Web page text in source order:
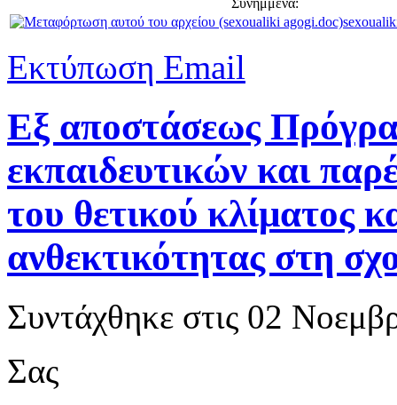
Συνημμένα:
Εκτύπωση Email
Εξ αποστάσεως
εκπαιδευτικών και
του θετικού κλίματος
ανθεκτικότητας στη
Συντάχθηκε στις 02
Σας